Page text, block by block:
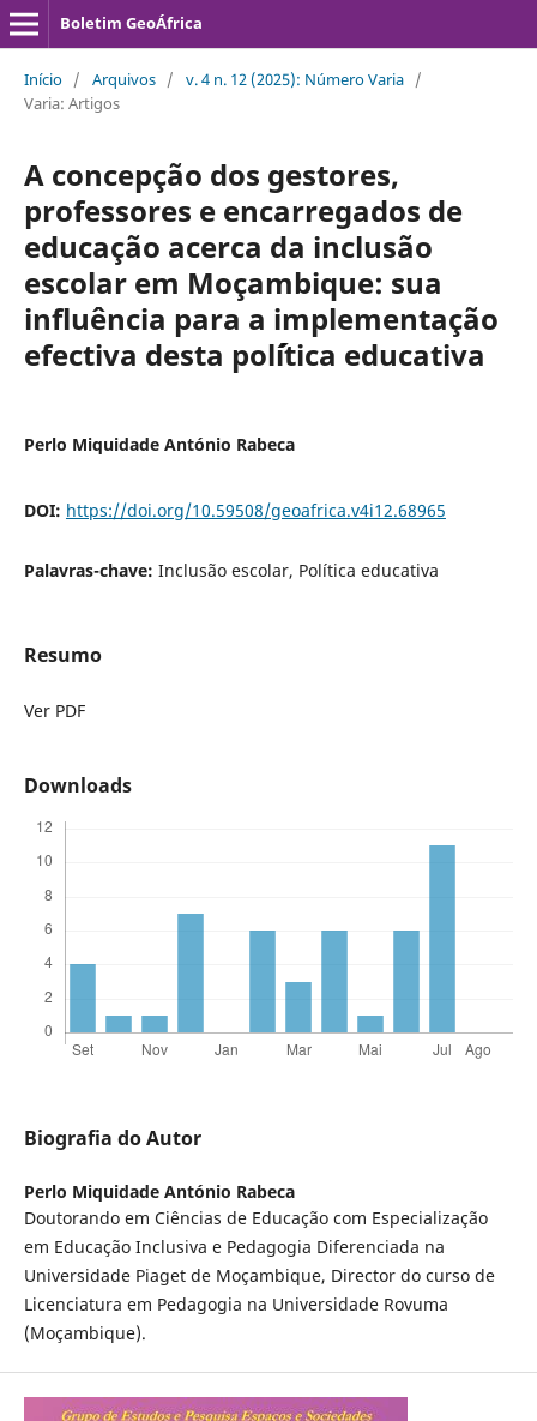
Boletim GeoÁfrica
Início / Arquivos / v. 4 n. 12 (2025): Número Varia /
Varia: Artigos
A concepção dos gestores,
professores e encarregados de
educação acerca da inclusão
escolar em Moçambique: sua
influência para a implementação
efectiva desta pol´ítica educativa
Perlo Miquidade António Rabeca
DOI: https://doi.org/10.59508/geoafrica.v4i12.68965
Palavras-chave: Inclusão escolar, Política educativa
Resumo
Ver PDF
Downloads
Biografia do Autor
Perlo Miquidade António Rabeca
Doutorando em Ciências de Educação com Especialização
em Educação Inclusiva e Pedagogia Diferenciada na
Universidade Piaget de Moçambique, Director do curso de
Licenciatura em Pedagogia na Universidade Rovuma
(Moçambique).